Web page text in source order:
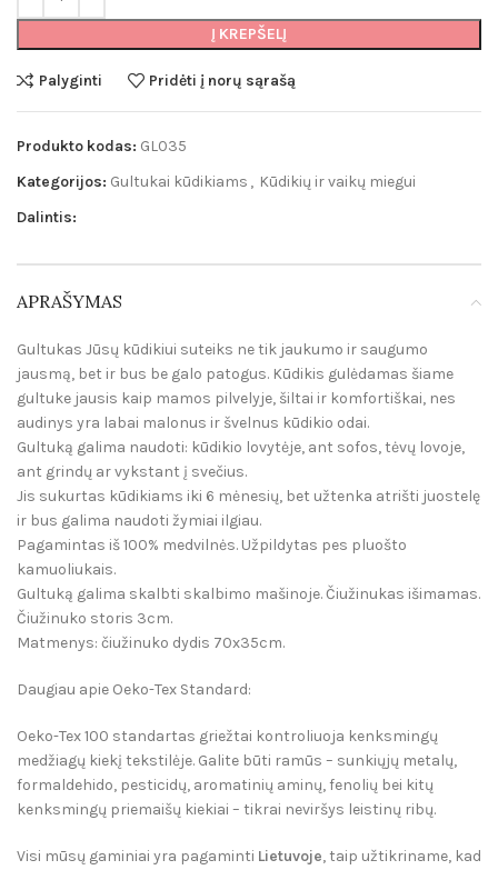
Į KREPŠELĮ
Palyginti Pridėti į norų sąrašą
Produkto kodas: GL035
Kategorijos: Gultukai kūdikiams , Kūdikių ir vaikų miegui
Dalintis:
APRAŠYMAS
Gultukas Jūsų kūdikiui suteiks ne tik jaukumo ir saugumo
jausmą, bet ir bus be galo patogus. Kūdikis gulėdamas šiame
gultuke jausis kaip mamos pilvelyje, šiltai ir komfortiškai, nes
audinys yra labai malonus ir švelnus kūdikio odai.
Gultuką galima naudoti: kūdikio lovytėje, ant sofos, tėvų lovoje,
ant grindų ar vykstant į svečius.
Jis sukurtas kūdikiams iki 6 mėnesių, bet užtenka atrišti juostelę
ir bus galima naudoti žymiai ilgiau.
Pagamintas iš 100% medvilnės. Užpildytas pes pluošto
kamuoliukais.
Gultuką galima skalbti skalbimo mašinoje. Čiužinukas išimamas.
Čiužinuko storis 3cm.
Matmenys: čiužinuko dydis 70x35cm.
Daugiau apie Oeko-Tex Standard:
Oeko-Tex 100 standartas griežtai kontroliuoja kenksmingų
medžiagų kiekį tekstilėje. Galite būti ramūs – sunkiųjų metalų,
formaldehido, pesticidų, aromatinių aminų, fenolių bei kitų
kenksmingų priemaišų kiekiai – tikrai neviršys leistinų ribų.
Visi mūsų gaminiai yra pagaminti Lietuvoje, taip užtikriname, kad